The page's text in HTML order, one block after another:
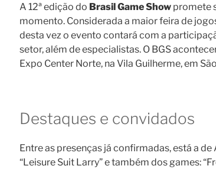
A 12ª edição do Brasil Game Show promete
momento. Considerada a maior feira de
desta vez o evento contará com a
setor, além de especialistas. O BGS
Expo Center Norte, na Vila Guilherme, em
Destaques e convidados
Entre as presenças já confirmadas, está a
“Leisure Suit Larry” e também dos games: